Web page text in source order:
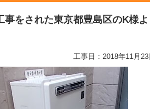
事をされた東京都豊島区のK様よ
工事日：2018年11月